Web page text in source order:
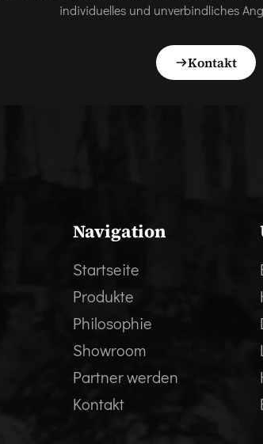
individuelles und unverbindliches
Kontakt
Navigation
Startseite
Produkte
Philosophie
Showroom
Partner werden
Kontakt